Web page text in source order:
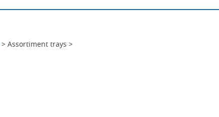
> Assortiment trays >